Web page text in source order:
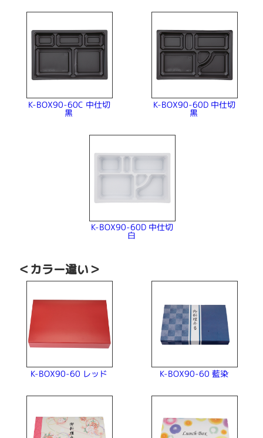
K-BOX90-60C 中仕切
黒
K-BOX90-60D 中仕切
黒
K-BOX90-60D 中仕切
白
＜カラー違い＞
K-BOX90-60 レッド K-BOX90-60 藍染